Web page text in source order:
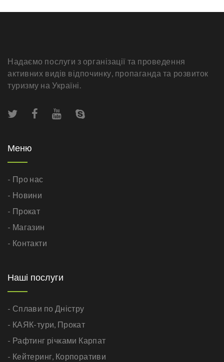
Надаємо послуги з організації та проведення
активних видів відпочинку, пропаганда та розвиток
туризму на Україні.
Меню
- Про нас
- Новини
- Прокат
- Магазин
- Контакти
Наші послуги
- Сплави по Дністру
- КАЯК-тури, Прокат
- Рафтинг річками Карпат
- Кейтеринг, Корпоративи